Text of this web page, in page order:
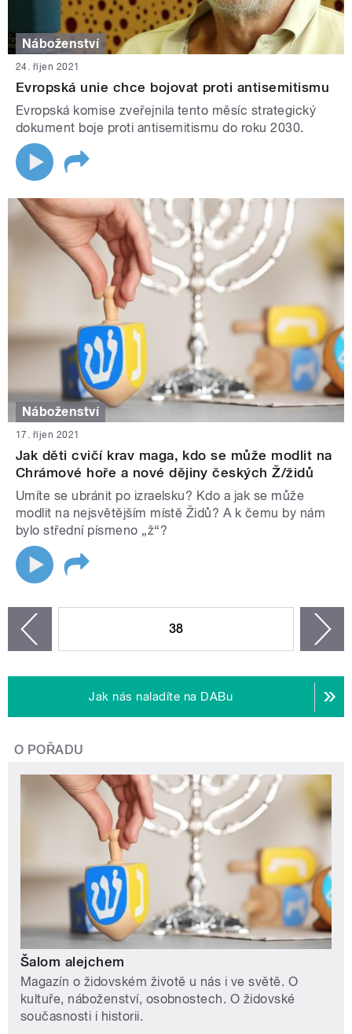
Náboženství
24. říjen 2021
Evropská unie chce bojovat proti antisemitismu
Evropská komise zveřejnila tento měsíc strategický
dokument boje proti antisemitismu do roku 2030.
Náboženství
17. říjen 2021
Jak děti cvičí krav maga, kdo se může modlit na
Chrámové hoře a nové dějiny českých Ž/židů
Umíte se ubránit po izraelsku? Kdo a jak se může
modlit na nejsvětějším místě Židů? A k čemu by nám
bylo střední písmeno „ž“?
38
Jak nás naladíte na DABu
O POŘADU
Šalom alejchem
Magazín o židovském životě u nás i ve světě. O
kultuře, náboženství, osobnostech. O židovské
současnosti i historii.